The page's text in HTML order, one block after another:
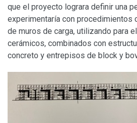
que el proyecto lograra definir una
experimentaría con procedimientos
de muros de carga, utilizando para
cerámicos, combinados con
concreto y entrepisos de block y